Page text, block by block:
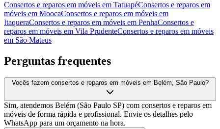
Consertos e reparos em móveis em TatuapéConsertos e reparos em
móveis em MoocaConsertos e reparos em móveis em
ItaqueraConsertos e reparos em móveis em PenhaConsertos e
reparos em móveis em Vila PrudenteConsertos e reparos em móveis
em São Mateus
Perguntas frequentes
Vocês fazem consertos e reparos em móveis em Belém, São Paulo?
Sim, atendemos Belém (São Paulo SP) com consertos e reparos em
móveis de forma rápida e profissional. Envie os detalhes pelo
WhatsApp para um orçamento na hora.